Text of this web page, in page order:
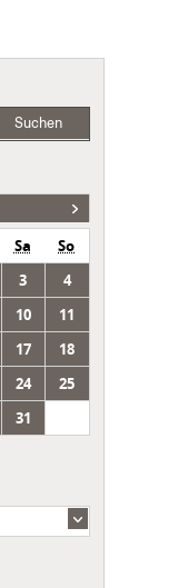
Suchen
Sa
So
3
4
10
11
17
18
24
25
31